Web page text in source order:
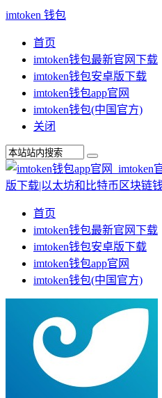
imtoken 钱包
首页
imtoken钱包最新官网下载
imtoken钱包安卓版下载
imtoken钱包app官网
imtoken钱包(中国官方)
关闭
首页
imtoken钱包最新官网下载
imtoken钱包安卓版下载
imtoken钱包app官网
imtoken钱包(中国官方)